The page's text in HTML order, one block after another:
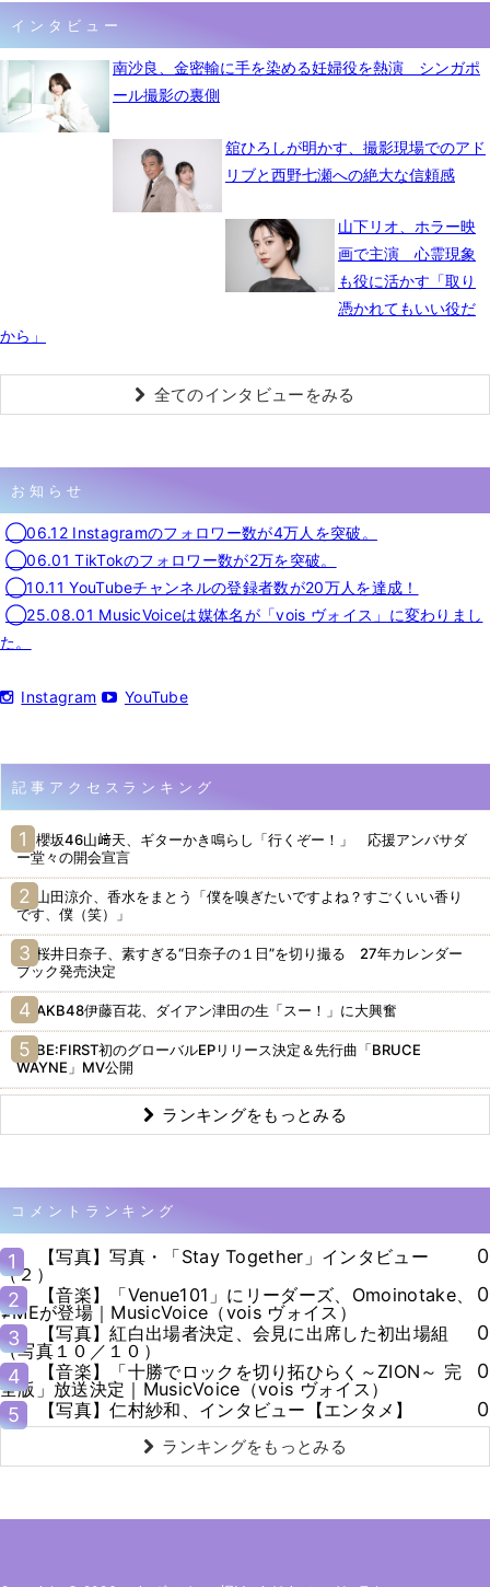
インタビュー
南沙良、金密輸に手を染める妊婦役を熱演 シンガポ
ール撮影の裏側
舘ひろしが明かす、撮影現場でのアド
リブと西野七瀬への絶大な信頼感
山下リオ、ホラー映
画で主演 心霊現象
も役に活かす「取り
憑かれてもいい役だ
から」
全てのインタビューをみる
お知らせ
◯06.12 Instagramのフォロワー数が4万人を突破。
◯06.01 TikTokのフォロワー数が2万を突破。
◯10.11 YouTubeチャンネルの登録者数が20万人を達成！
◯25.08.01 MusicVoiceは媒体名が「vois ヴォイス」に変わりまし
た。
Instagram YouTube
記事アクセスランキング
櫻坂46山﨑天、ギターかき鳴らし「行くぞー！」 応援アンバサダ
ー堂々の開会宣言
山田涼介、香水をまとう「僕を嗅ぎたいですよね？すごくいい香り
です、僕（笑）」
桜井日奈子、素すぎる“日奈子の１日”を切り撮る 27年カレンダー
ブック発売決定
AKB48伊藤百花、ダイアン津田の生「スー！」に大興奮
BE:FIRST初のグローバルEPリリース決定＆先行曲「BRUCE
WAYNE」MV公開
ランキングをもっとみる
コメントランキング
1
【写真】写真・「Stay Together」インタビュー
（２）
0
2
【音楽】「Venue101」にリーダーズ、Omoinotake、
≠MEが登場｜MusicVoice（vois ヴォイス）
0
3
【写真】紅白出場者決定、会見に出席した初出場組
（写真１０／１０）
0
4
【音楽】「十勝でロックを切り拓ひらく～ZION～ 完
全版」放送決定｜MusicVoice（vois ヴォイス）
0
5
【写真】仁村紗和、インタビュー【エンタメ】 0
ランキングをもっとみる